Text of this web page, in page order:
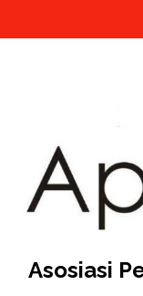
Asosiasi